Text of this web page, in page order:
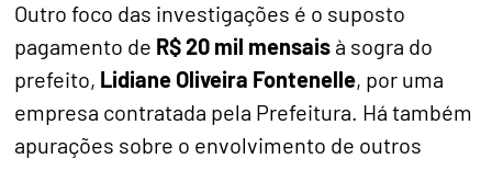
Outro foco das investigações é o suposto
pagamento de R$ 20 mil mensais à sogra do
prefeito, Lidiane Oliveira Fontenelle, por uma
empresa contratada pela Prefeitura. Há também
apurações sobre o envolvimento de outros